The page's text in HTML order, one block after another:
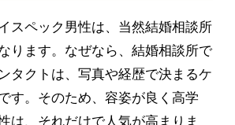
スペック男性は、当然結婚相談所
ります。なぜなら、結婚相談所で
タクトは、写真や経歴で決まるケ
す。そのため、容姿が良く高学
は、それだけで人気が高まりま